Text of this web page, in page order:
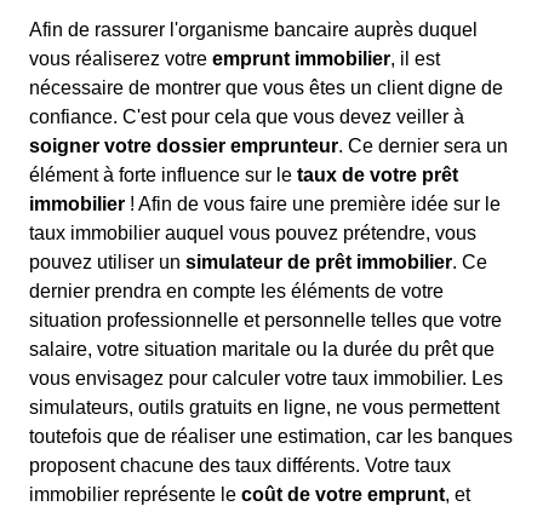
Afin de rassurer l'organisme bancaire auprès duquel
vous réaliserez votre emprunt immobilier, il est
nécessaire de montrer que vous êtes un client digne de
confiance. C'est pour cela que vous devez veiller à
soigner votre dossier emprunteur. Ce dernier sera un
élément à forte influence sur le taux de votre prêt
immobilier ! Afin de vous faire une première idée sur le
taux immobilier auquel vous pouvez prétendre, vous
pouvez utiliser un simulateur de prêt immobilier. Ce
dernier prendra en compte les éléments de votre
situation professionnelle et personnelle telles que votre
salaire, votre situation maritale ou la durée du prêt que
vous envisagez pour calculer votre taux immobilier. Les
simulateurs, outils gratuits en ligne, ne vous permettent
toutefois que de réaliser une estimation, car les banques
proposent chacune des taux différents. Votre taux
immobilier représente le coût de votre emprunt, et